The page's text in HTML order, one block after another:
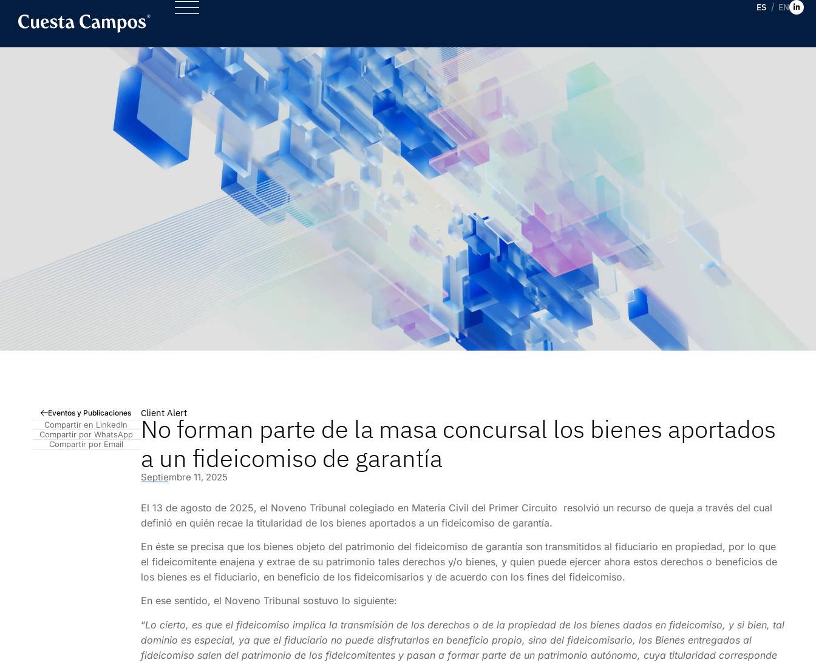
ES EN
Eventos y Publicaciones
Compartir en LinkedIn
Compartir por WhatsApp
Compartir por Email
Client Alert
No forman parte de la masa concursal los bienes aportados
a un fideicomiso de garantía
Septiembre 11, 2025
El 13 de agosto de 2025, el Noveno Tribunal colegiado en Materia Civil del Primer Circuito resolvió un recurso de queja a través del cual
definió en quién recae la titularidad de los bienes aportados a un fideicomiso de garantía.
En éste se precisa que los bienes objeto del patrimonio del fideicomiso de garantía son transmitidos al fiduciario en propiedad, por lo que
el fideicomitente enajena y extrae de su patrimonio tales derechos y/o bienes, y quien puede ejercer ahora estos derechos o beneficios de
los bienes es el fiduciario, en beneficio de los fideicomisarios y de acuerdo con los fines del fideicomiso.
En ese sentido, el Noveno Tribunal sostuvo lo siguiente:
“Lo cierto, es que el fideicomiso implica la transmisión de los derechos o de la propiedad de los bienes dados en fideicomiso, y si bien, tal
dominio es especial, ya que el fiduciario no puede disfrutarlos en beneficio propio, sino del fideicomisario, los Bienes entregados al
fideicomiso salen del patrimonio de los fideicomitentes y pasan a formar parte de un patrimonio autónomo, cuya titularidad corresponde